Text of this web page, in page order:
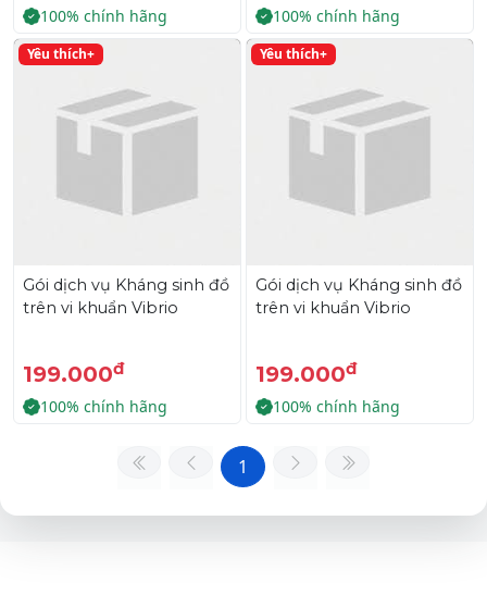
100% chính hãng
100% chính hãng
Yêu thích+
Gói dịch vụ Kháng sinh đồ
trên vi khuẩn Vibrio
199.000đ
100% chính hãng
Yêu thích+
Gói dịch vụ Kháng sinh đồ
trên vi khuẩn Vibrio
199.000đ
100% chính hãng
1